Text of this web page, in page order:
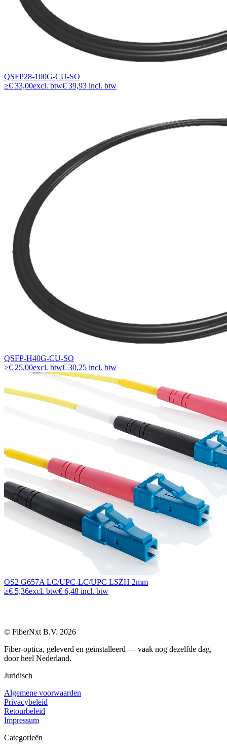
QSFP28-100G-CU-SO
≥€ 33,00excl. btw€ 39,93 incl. btw
QSFP-H40G-CU-SO
≥€ 25,00excl. btw€ 30,25 incl. btw
OS2 G657A LC/UPC-LC/UPC LSZH 2mm
≥€ 5,36excl. btw€ 6,48 incl. btw
© FiberNxt B.V. 2026
Fiber-optica, geleverd en geïnstalleerd — vaak nog dezelfde dag,
door heel Nederland.
Juridisch
Algemene voorwaarden
Privacybeleid
Retourbeleid
Impressum
Categorieën